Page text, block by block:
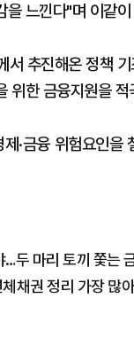
을 느낀다"며 이같
서 추진해온 정책
위한 금융지원을
·금융 위험요인
두 마리 토끼 쫓는
채권 정리 가장 많아